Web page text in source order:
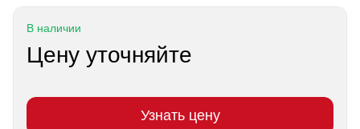
В наличии
Цену уточняйте
Узнать цену